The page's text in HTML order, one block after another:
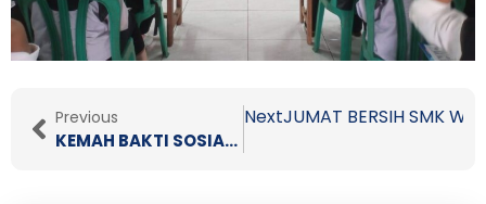
Prev
Previous
KEMAH BAKTI SOSIAL & PENCAPAIAN BADGE AMBALAN
NextJUMAT BERSIH SMK